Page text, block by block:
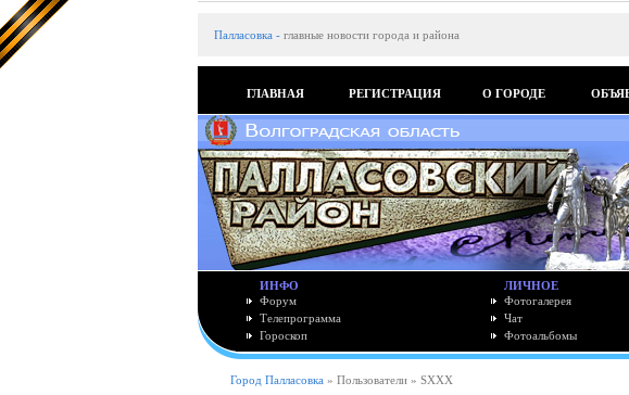
Палласовка - главные новости города и района
ГЛАВНАЯ РЕГИСТРАЦИЯ О ГОРОДЕ
ИНФО
Форум
Телепрограмма
Гороскоп
ЛИЧНОЕ
Фотогалерея
Чат
Фотоальбомы
Город Палласовка » Пользователи » SXXX